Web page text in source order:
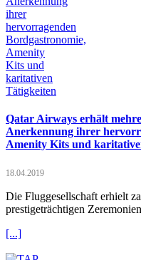
Qatar Airways erhält
Anerkennung ihrer
Amenity Kits und
18.04.2019
Die Fluggesellschaft erhielt
prestigeträchtigen
[...]